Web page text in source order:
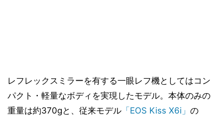
レフレックスミラーを有する一眼レフ機としてはコン
パクト・軽量なボディを実現したモデル。本体のみの
重量は約370gと、従来モデル 「EOS Kiss X6i」 の